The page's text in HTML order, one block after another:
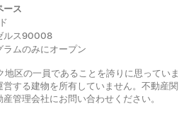
ース
ルス90008
ムのみにオープン
地区の一員であることを誇りに思っていま
する建物を所有していません。不動産関
管理会社にお問い合わせください。